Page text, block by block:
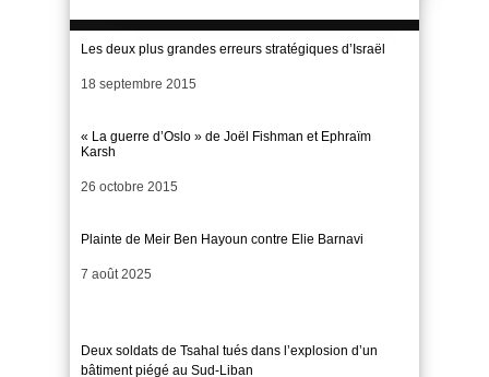
Les deux plus grandes erreurs stratégiques d’Israël
Date
18 septembre 2015
« La guerre d’Oslo » de Joël Fishman et Ephraïm
Karsh
Date
26 octobre 2015
Plainte de Meir Ben Hayoun contre Elie Barnavi
Date
7 août 2025
Deux soldats de Tsahal tués dans l’explosion d’un
bâtiment piégé au Sud-Liban